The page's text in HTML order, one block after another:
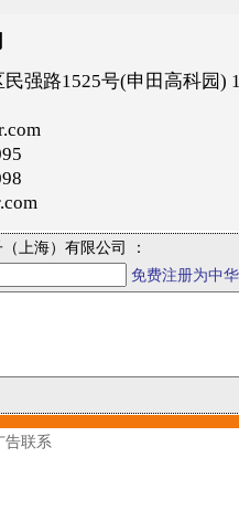
强路1525号(申田高科园)
上海）有限公司 ：
免费注册为中
告联系